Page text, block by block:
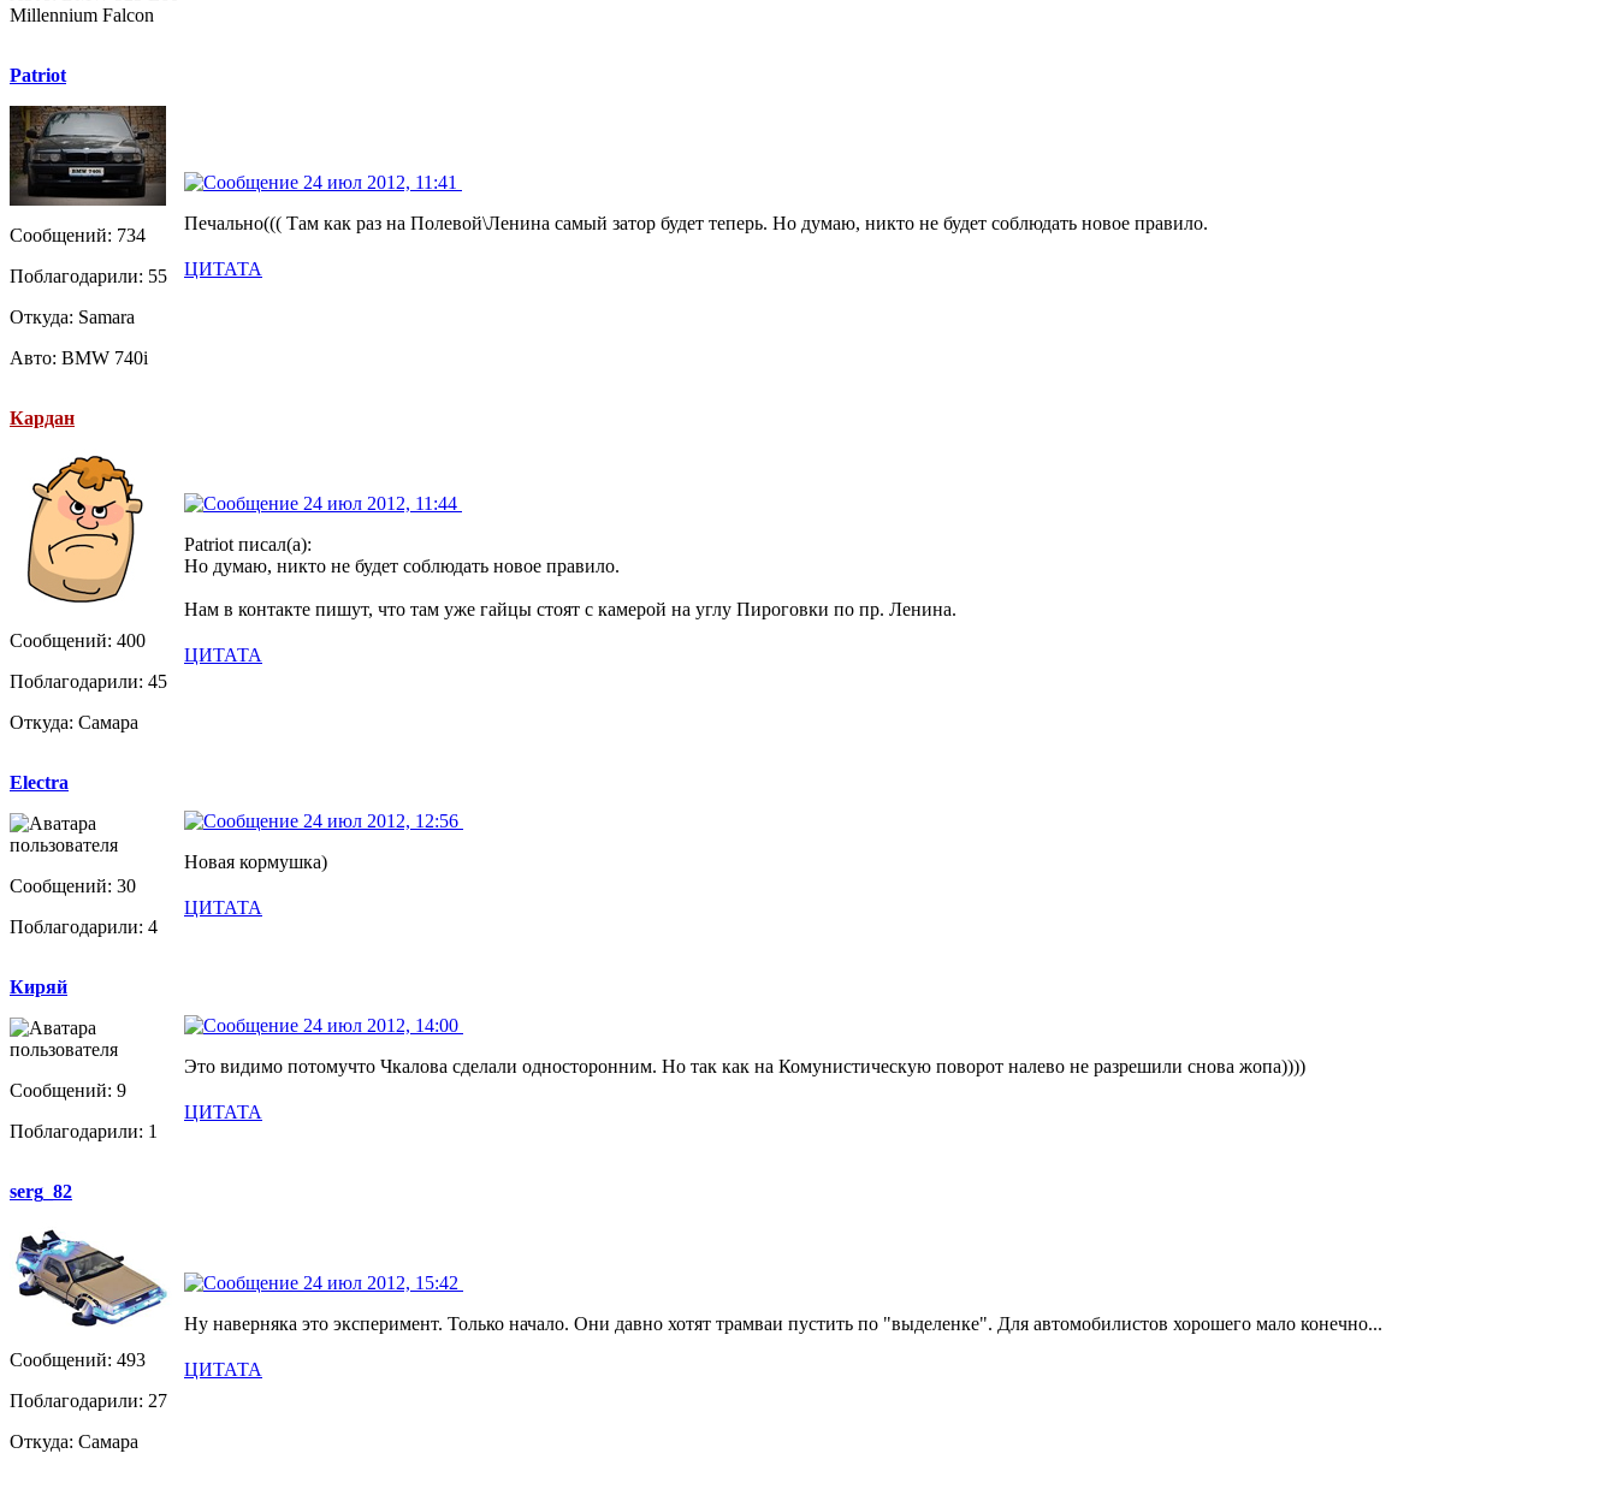
Millennium Falcon
Patriot
Сообщений: 734
Поблагодарили: 55
Откуда: Samara
Авто: BMW 740i
24 июл 2012, 11:41
Печально((( Там как раз на Полевой\Ленина самый затор будет теперь. Но думаю, никто не будет соблюдать новое правило.
ЦИТАТА
Кардан
Сообщений: 400
Поблагодарили: 45
Откуда: Самара
24 июл 2012, 11:44
Patriot писал(а):
Но думаю, никто не будет соблюдать новое правило.
Нам в контакте пишут, что там уже гайцы стоят с камерой на углу Пироговки по пр. Ленина.
ЦИТАТА
Electra
Сообщений: 30
Поблагодарили: 4
24 июл 2012, 12:56
Новая кормушка)
ЦИТАТА
Киряй
Сообщений: 9
Поблагодарили: 1
24 июл 2012, 14:00
Это видимо потомучто Чкалова сделали односторонним. Но так как на Комунистическую поворот налево не разрешили снова жопа))))
ЦИТАТА
serg_82
Сообщений: 493
Поблагодарили: 27
Откуда: Самара
24 июл 2012, 15:42
Ну наверняка это эксперимент. Только начало. Они давно хотят трамваи пустить по "выделенке". Для автомобилистов хорошего мало конечно...
ЦИТАТА